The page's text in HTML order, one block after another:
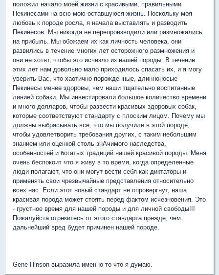
положил начало моей жизни с красивыми, правильными
Пекинесами на всю мою оставшуюся жизнь. Поскольку моя
любовь к породе росла, я начала выставлять и разводить
Пекинесов. Мы никогда не перепроизводили или размножались
на прибыль. Мы обожаем их как личность человека, они
развились в течение многих лет осторожного размножения и
они не хотят, чтобы это исчезло из нашей породы. В течение
этих лет нам довольно мало приходилось спасать их, и я могу
уверить Вас, что хаотично порожденные, длинноносые
Пекинесы менее здоровы, чем наши тщательно воспитанные
линией собаки. Мы инвестировали большое количество времени
и много долларов, чтобы развести красивых здоровых собак,
которые соответствуют стандарту с плоским лицом. Почему мы
должны выбрасывать все, что мы получили в этой породе,
чтобы удовлетворить требования других, с таким небольшим
знанием или оценкой столь знАчимого наследства,
особенностей и богатых традиций нашей красивой породы. Меня
очень беспокоит что я живу в то время, когда определенные
люди полагают, что они могут вести себя как диктаторы и
применять свои чрезвычайные представления относительно
всех нас. Если этот новый стандарт не опровергнут, наша
красивая порода может стоять перед фактом исчезновения. Это
- грустное время для нашей породы и для личной свободы!!!
Пожалуйста отрекитесь от этого стандарта прежде, чем
дальнейший вред будет причинен нашей породе.
Gene Hinson выразила именно то что я думаю.